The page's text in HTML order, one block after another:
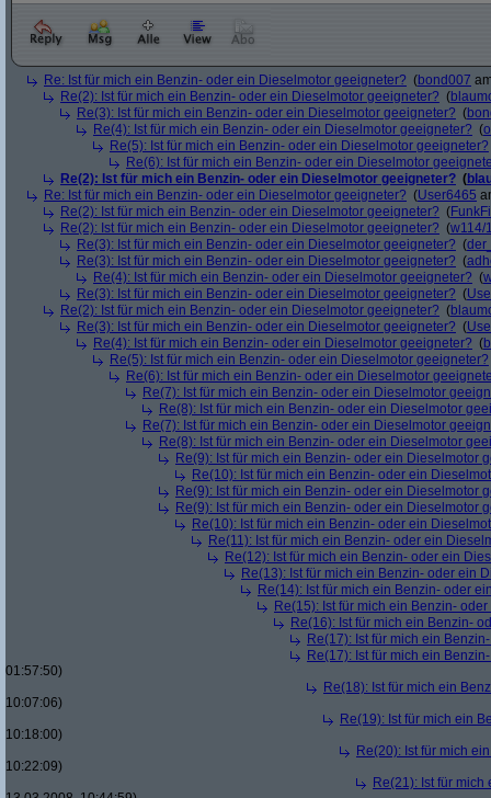
Re: Ist für mich ein Benzin- oder ein Dieselmotor geeigneter? (bond007
Re(2): Ist für mich ein Benzin- oder ein Dieselmotor geeigneter? (
Re(3): Ist für mich ein Benzin- oder ein Dieselmotor geeigneter? (
Re(4): Ist für mich ein Benzin- oder ein Dieselmotor geeigneter? (
Re(5): Ist für mich ein Benzin- oder ein Dieselmotor geeigneter?
Re(6): Ist für mich ein Benzin- oder ein Dieselmotor
Re(2): Ist für mich ein Benzin- oder ein Dieselmotor geeigneter? (
Re: Ist für mich ein Benzin- oder ein Dieselmotor geeigneter? (User6465
Re(2): Ist für mich ein Benzin- oder ein Dieselmotor geeigneter? (
Re(2): Ist für mich ein Benzin- oder ein Dieselmotor geeigneter? (w114/
Re(3): Ist für mich ein Benzin- oder ein Dieselmotor geeigneter? (
Re(3): Ist für mich ein Benzin- oder ein Dieselmotor geeigneter? (
Re(4): Ist für mich ein Benzin- oder ein Dieselmotor geeigneter? (
Re(3): Ist für mich ein Benzin- oder ein Dieselmotor geeigneter? (
Re(2): Ist für mich ein Benzin- oder ein Dieselmotor geeigneter? (
Re(3): Ist für mich ein Benzin- oder ein Dieselmotor geeigneter? (
Re(4): Ist für mich ein Benzin- oder ein Dieselmotor geeigneter? (
Re(5): Ist für mich ein Benzin- oder ein Dieselmotor geeigneter?
Re(6): Ist für mich ein Benzin- oder ein Dieselmotor
Re(7): Ist für mich ein Benzin- oder ein Dieselmotor
Re(8): Ist für mich ein Benzin- oder ein Dieselmotor
Re(7): Ist für mich ein Benzin- oder ein Dieselmotor
Re(8): Ist für mich ein Benzin- oder ein Dieselmotor
Re(9): Ist für mich ein Benzin- oder ein Dieselmotor
Re(10): Ist für mich ein Benzin- oder ein
Re(9): Ist für mich ein Benzin- oder ein Dieselmotor
Re(9): Ist für mich ein Benzin- oder ein Dieselmotor
Re(10): Ist für mich ein Benzin- oder ein
Re(11): Ist für mich ein Benzin- oder ein
Re(12): Ist für mich ein Benzin- oder ein
Re(13): Ist für mich ein Benzin- oder ein
Re(14): Ist für mich ein Benzin- oder
Re(15): Ist für mich ein Benzin-
Re(16): Ist für mich ein Benzin-
Re(17): Ist für mich ein
Re(17): Ist für mich ein
01:57:50)
Re(18): Ist für mich ein
10:07:06)
Re(19): Ist für mich ein
10:18:00)
Re(20): Ist für mich
10:22:09)
Re(21): Ist für